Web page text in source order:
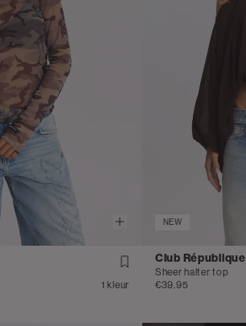
1 kleur
NEW
Club République
Sheer halter top
€39.95